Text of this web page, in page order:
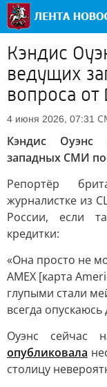
Кэндис
ведущих
вопроса от
4 июня 2026, 07:31
Кэндис Оуэнс
западных СМИ
Репортёр
журналистке из
России, если
кредитки:
«Она просто не
AMEX [карта
глупыми стали
всегда опускаюсь
Оуэнс сейчас
опубликовала
столицу